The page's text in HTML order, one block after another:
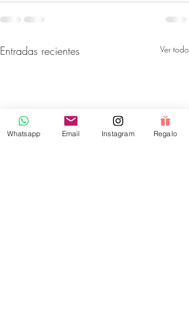
Entradas recientes Ver todo
Whatsapp Email Instagram Regalo